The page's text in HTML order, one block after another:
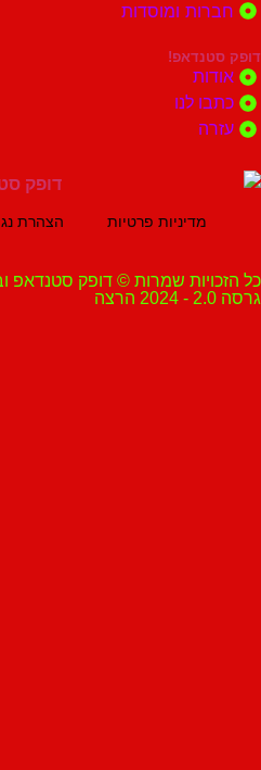
ומוסדות
לנו
מדיניות פרטיות הצהרת נגישות
שמרות © דופק סטנדאפ ובידור 2014-2024.